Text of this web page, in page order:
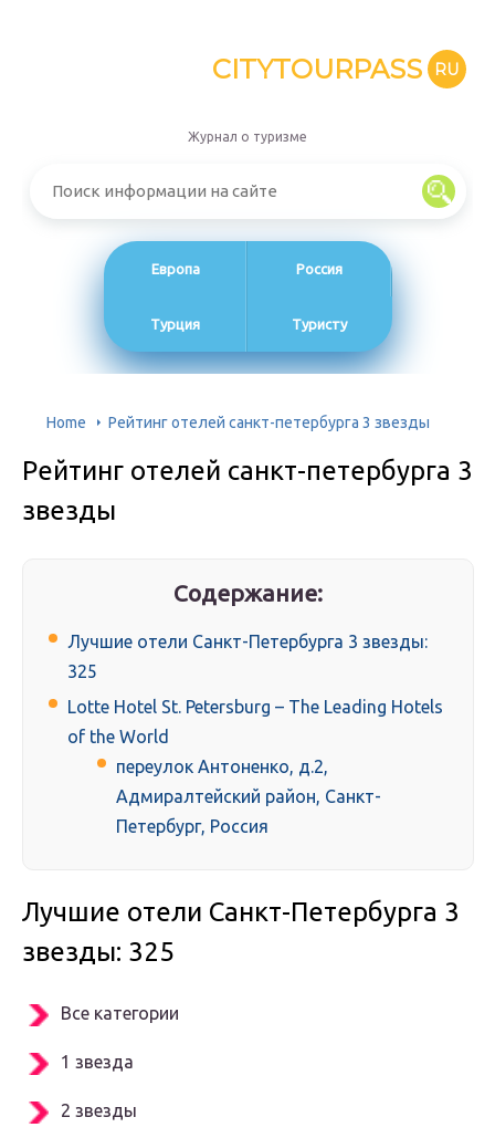
CITYTOURPASS RU
Журнал о туризме
Европа Россия
Турция Туристу
Home Рейтинг отелей санкт-петербурга 3 звезды
Рейтинг отелей санкт-петербурга 3
звезды
Содержание:
Лучшие отели Санкт-Петербурга 3 звезды:
325
Lotte Hotel St. Petersburg – The Leading Hotels
of the World
переулок Антоненко, д.2,
Адмиралтейский район, Санкт-
Петербург, Россия
Лучшие отели Санкт-Петербурга 3
звезды: 325
Все категории
1 звезда
2 звезды